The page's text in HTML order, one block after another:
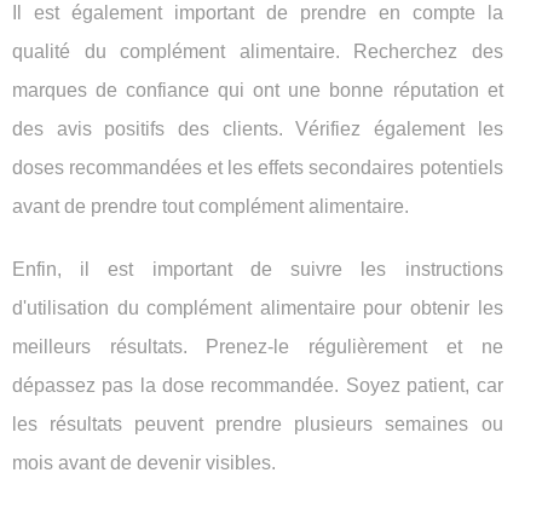
Il est également important de prendre en compte la
qualité du complément alimentaire. Recherchez des
marques de confiance qui ont une bonne réputation et
des avis positifs des clients. Vérifiez également les
doses recommandées et les effets secondaires potentiels
avant de prendre tout complément alimentaire.
Enfin, il est important de suivre les instructions
d'utilisation du complément alimentaire pour obtenir les
meilleurs résultats. Prenez-le régulièrement et ne
dépassez pas la dose recommandée. Soyez patient, car
les résultats peuvent prendre plusieurs semaines ou
mois avant de devenir visibles.